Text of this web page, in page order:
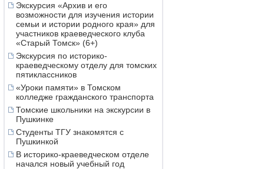
Экскурсия «Архив и его
возможности для изучения истории
семьи и истории родного края» для
участников краеведческого клуба
«Старый Томск» (6+)
Экскурсия по историко-
краеведческому отделу для томских
пятиклассников
«Уроки памяти» в Томском
колледже гражданского транспорта
Томские школьники на экскурсии в
Пушкинке
Студенты ТГУ знакомятся с
Пушкинкой
В историко-краеведческом отделе
начался новый учебный год